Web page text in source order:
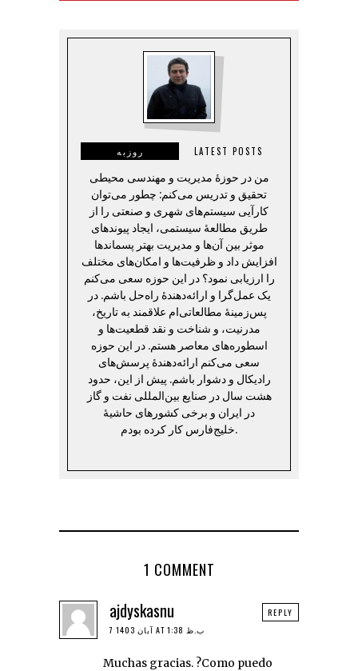
روزبه LATEST POSTS
من در حوزهٔ مدیریت و مهندسی محیطی
تحقیق و تدریس می‌کنم: چطور می‌توان
کارآیی سیستم‌های شهری و صنعتی را از
طریق مطالعهٔ سیستمی، ایجاد پیوندهای
موثر بین آن‌ها و مدیریت بهتر پسماندها
افزایش داد و ظرفیت‌ها و امکان‌های مختلف
را ارزیابی نمود؟ در این حوزه سعی می‌کنم
یک عمل‌گرا و ارائه‌دهندهٔ راه‌حل باشم. در
پس‌زمینهٔ مطالعاتی‌ام علاقمند به تاریخ،
مدرنیت، و شناخت و نقد قطعیت‌ها و
اسطوره‌های معاصر هستم. در این حوزه
سعی می‌کنم ارائه‌دهندهٔ پرسش‌های
رادیکال و دشوار باشم. پیش از این، حدود
هشت سال در صنایع بین‌المللی نفت و گاز
در ایران و برخی کشورهای حاشیهٔ
خلیج‌فارس کار کرده بودم.
1 COMMENT
ajdyskasnu
7 آبان 1403 AT 1:38 ب.ظ
Muchas gracias. ?Como puedo
REPLY